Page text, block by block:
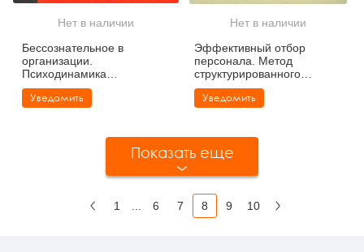
Нет в наличии
Бессознательное в
организации.
Психодинамика
руководства, консалтинга и
управления изменениями
Уведомить
Нет в наличии
Эффективный отбор
персонала. Метод
структурированного
интервью
Уведомить
Показать еще
1 6 7 8 9 10